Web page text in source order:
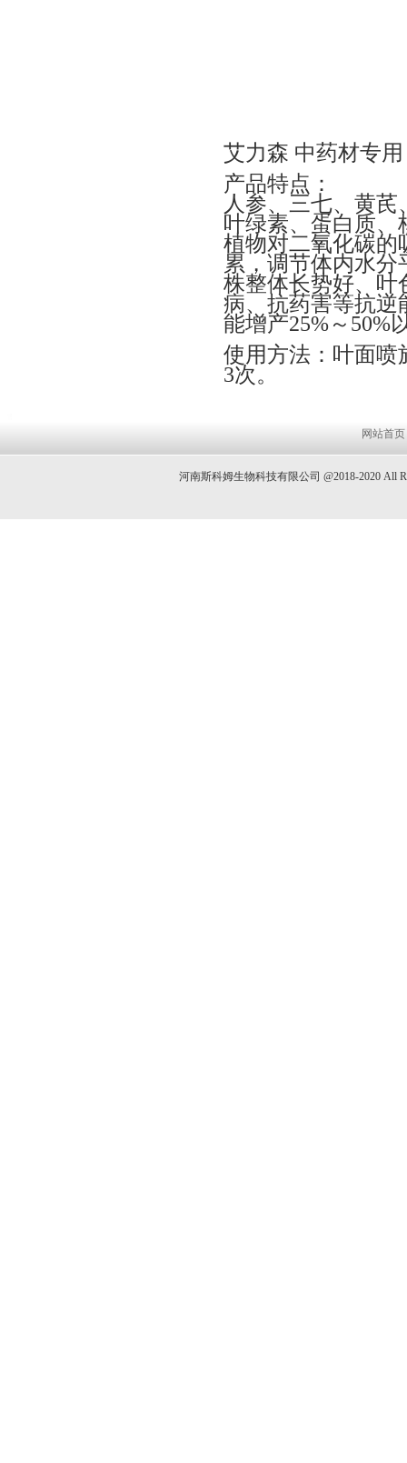
艾力森 中药材专用
产品特点：
人参、三七、黄
叶绿素、蛋白质、
植物对二氧化碳的
累，调节体内水
株整体长势好、叶
病、抗药害等抗逆
能增产25%～50%
使用方法：叶面喷
3次。
网站首页
河南斯科姆生物科技有限公司 @2018-2020 All